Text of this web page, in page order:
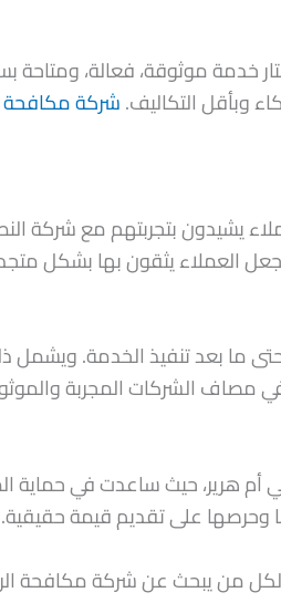
خدمة موثوقة، فعالة، ومتاحة
وبأقل التكاليف.شركة
يشيدون بتجربتهم مع شركة
العملاء يثقون بها بشكل
بعد تنفيذ الخدمة. ويشمل
في مصاف الشركات المجربة
أم هرير، حيث ساعدت في حماية
وحرصها على تقديم قيمة حقيقية.
من يبحث عن شركة مكافحة